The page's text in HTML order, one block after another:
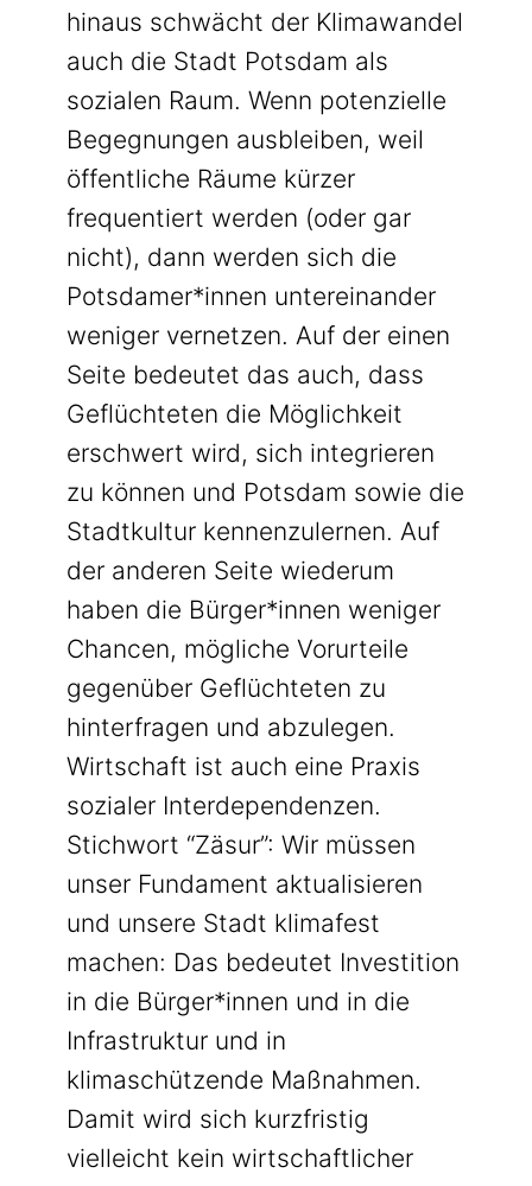
hinaus schwächt der Klimawandel
auch die Stadt Potsdam als
sozialen Raum. Wenn potenzielle
Begegnungen ausbleiben, weil
öffentliche Räume kürzer
frequentiert werden (oder gar
nicht), dann werden sich die
Potsdamer*innen untereinander
weniger vernetzen. Auf der einen
Seite bedeutet das auch, dass
Geflüchteten die Möglichkeit
erschwert wird, sich integrieren
zu können und Potsdam sowie die
Stadtkultur kennenzulernen. Auf
der anderen Seite wiederum
haben die Bürger*innen weniger
Chancen, mögliche Vorurteile
gegenüber Geflüchteten zu
hinterfragen und abzulegen.
Wirtschaft ist auch eine Praxis
sozialer Interdependenzen.
Stichwort “Zäsur”: Wir müssen
unser Fundament aktualisieren
und unsere Stadt klimafest
machen: Das bedeutet Investition
in die Bürger*innen und in die
Infrastruktur und in
klimaschützende Maßnahmen.
Damit wird sich kurzfristig
vielleicht kein wirtschaftlicher